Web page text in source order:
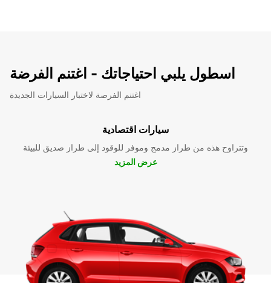
اسطول يلبي احتياجاتك - اغتنم الفرضة
اغتنم الفرصة لاختبار السيارات الجديدة
سيارات اقتصادية
وتتراوح هذه من طراز مدمج وموفر للوقود إلى طراز صديق للبيئة
عرض المزيد